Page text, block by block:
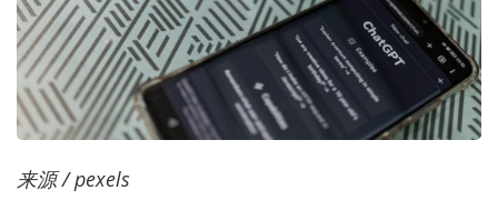
来源 / pexels